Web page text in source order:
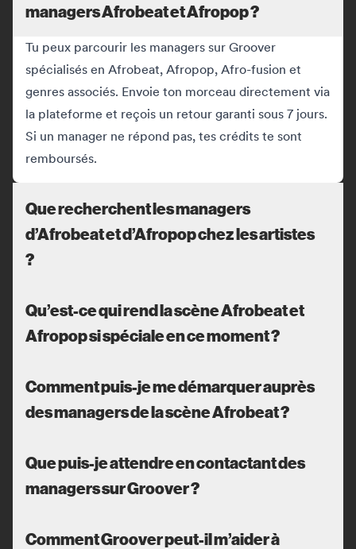
managers Afrobeat et Afropop ?
Tu peux parcourir les managers sur Groover
spécialisés en Afrobeat, Afropop, Afro-fusion et
genres associés. Envoie ton morceau directement via
la plateforme et reçois un retour garanti sous 7 jours.
Si un manager ne répond pas, tes crédits te sont
remboursés.
Que recherchent les managers
d’Afrobeat et d’Afropop chez les artistes
?
Qu’est-ce qui rend la scène Afrobeat et
Afropop si spéciale en ce moment ?
Comment puis-je me démarquer auprès
des managers de la scène Afrobeat ?
Que puis-je attendre en contactant des
managers sur Groover ?
Comment Groover peut-il m’aider à